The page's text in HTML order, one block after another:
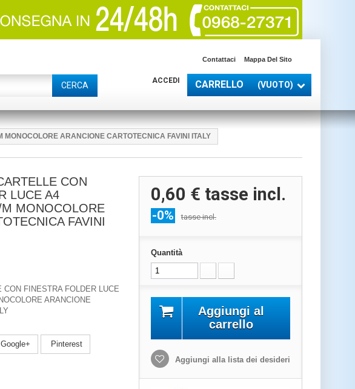
Contattaci Mappa Del Sito
CARRELLO (VUOTO)
ACCEDI
CERCA
ARANCIONE CARTOTECNICA FAVINI ITALY
CON
LUCE A4
MONOCOLORE
FAVINI
FINESTRA FOLDER LUCE
ARANCIONE
Google+ Pinterest
0,60 € tasse incl.
-0% tasse incl.
Quantità
Aggiungi al
carrello
Aggiungi alla lista dei desideri